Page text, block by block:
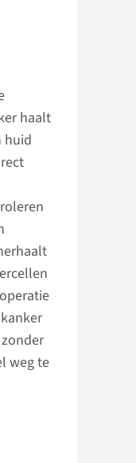
haalt
huid
weg te